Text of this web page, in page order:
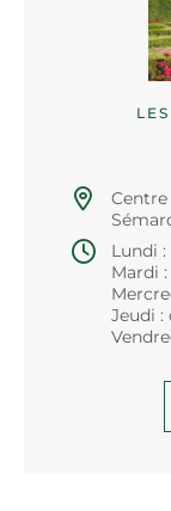
Lundi :
Mardi :
Jeudi :